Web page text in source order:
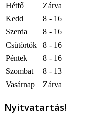
Hétfő
Zárva
Kedd
8 - 16
Szerda
8 - 16
Csütörtök
8 - 16
Péntek
8 - 16
Szombat
8 - 13
Vasárnap
Zárva
Nyitvatartás!